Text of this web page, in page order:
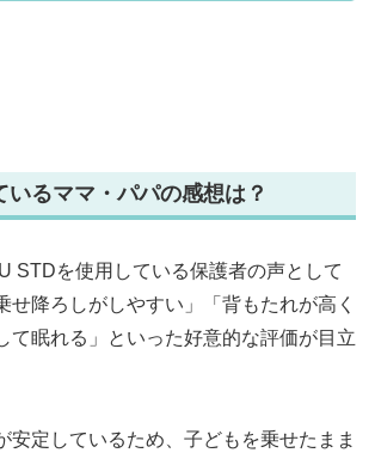
いるママ・パパの感想は？
STDを使用している保護者の声として
せ降ろしがしやすい」「背もたれが高く
て眠れる」といった好意的な評価が目立
安定しているため、子どもを乗せたまま